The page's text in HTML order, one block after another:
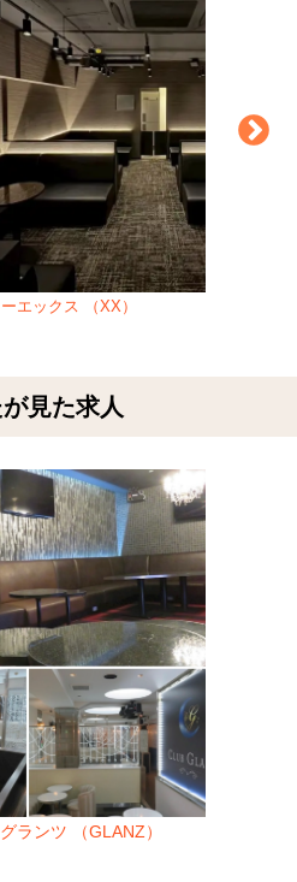
エックス （XX）
見た求人
ランツ （GLANZ）